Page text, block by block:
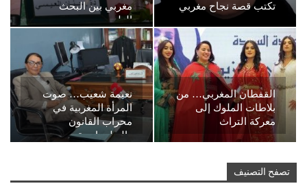
تكتب قصة نجاح مغربي
مغربي بين البحث
العلمي…
القفطان المغربي… من
بلاطات الملوك إلى
معركة التراث
نعيمة شعيب… صوت
المرأة المغربية في
محراب القانون
والدبلوماسية
تصفح التصنيف